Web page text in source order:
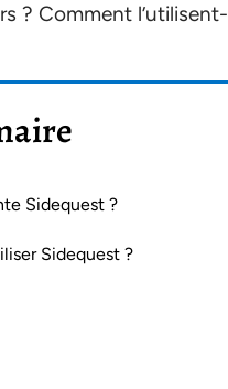
? Comment
Sidequest ?
Sidequest ?